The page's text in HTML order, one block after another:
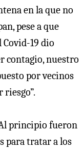
en la que no
pese a que
19 dio
contagio, nuestro
por vecinos
riesgo”.
principio fueron
para tratar a los